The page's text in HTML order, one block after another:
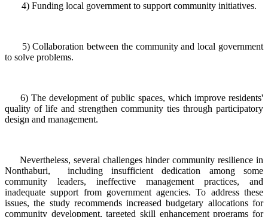
4) Funding local government to support community initiatives.
5) Collaboration between the community and local government
to solve problems.
6) The development of public spaces, which improve residents'
quality of life and strengthen community ties through participatory
design and management.
Nevertheless, several challenges hinder community resilience in
Nonthaburi, including insufficient dedication among some
community leaders, ineffective management practices, and
inadequate support from government agencies. To address these
issues, the study recommends increased budgetary allocations for
community development, targeted skill enhancement programs for